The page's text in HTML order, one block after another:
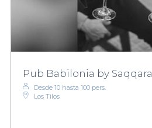
Pub Babilonia by Saqqara
Desde 10 hasta 100 pers.
Los Tilos